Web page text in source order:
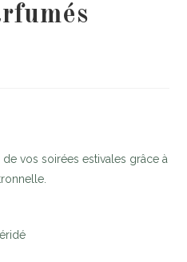
vos soirées estivales grâce à